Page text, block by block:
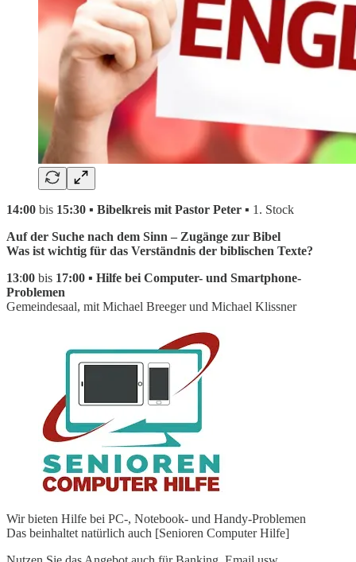
14:00 bis 15:30 ▪ Bibelkreis mit Pastor Peter ▪ 1. Stock
Auf der Suche nach dem Sinn – Zugänge zur Bibel
Was ist wichtig für das Verständnis der biblischen Texte?
13:00 bis 17:00 ▪ Hilfe bei Computer- und Smartphone-
Problemen
Gemeindesaal, mit Michael Breeger und Michael Klissner
Wir bieten Hilfe bei PC-, Notebook- und Handy-Problemen
Das beinhaltet natürlich auch [Senioren Computer Hilfe]